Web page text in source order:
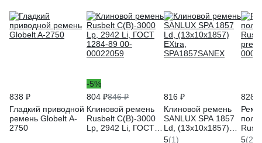
838 ₽
Гладкий приводной
ремень Globelt A-
2750
-5%
804 ₽846 ₽
Клиновой ремень
Rusbelt С(В)-3000
Lp, 2942 Li, ГОСТ
816 ₽
Клиновой ремень
SANLUX SPA 1857
Ld, (13x10x1857)
EXtra,
5(1)
828 ₽
5(2)